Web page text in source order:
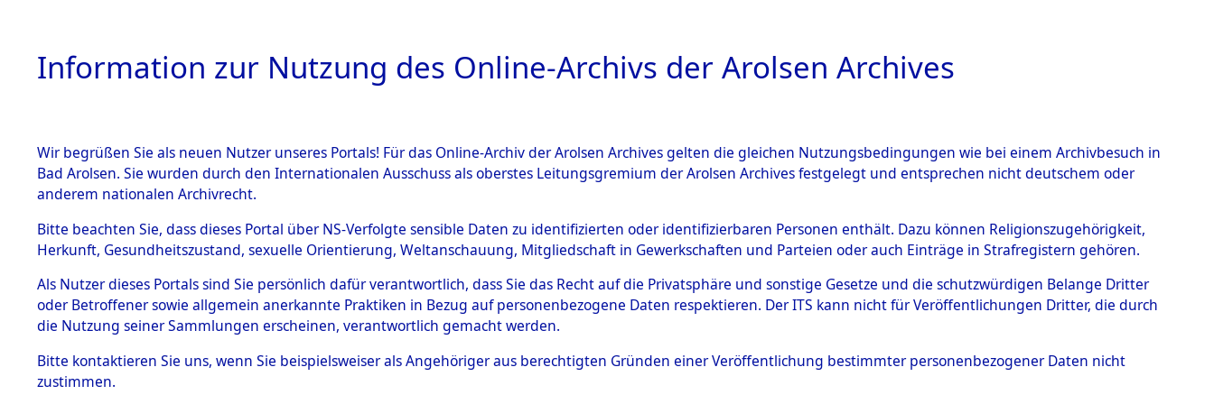
HOME BESTANDSBESCHREIBUNG ARCHIVALE ÜBERSICHT BILD
BESTÄNDE
Inhaftierungsdoku
mente
5. Verschiedenes
Todesmärsche
5.3.1 Alliierte
"Todesmarsch" der Insassen des Konzentrationslagers
Buchenwald / Kommando Gandersheim→0106 (82066712)
0106 (82066712)
Information zur Nutzung des Online-Archivs der Arolsen Archives
Wir begrüßen Sie als neuen Nutzer unseres Portals! Für das Online-Archiv der Arolsen Archives gelten die gleichen Nutzungsbedingungen wie bei einem Archivbesuch in
Bad Arolsen. Sie wurden durch den Internationalen Ausschuss als oberstes Leitungsgremium der Arolsen Archives festgelegt und entsprechen nicht deutschem oder
anderem nationalen Archivrecht.
Bitte beachten Sie, dass dieses Portal über NS-Verfolgte sensible Daten zu identifizierten oder identifizierbaren Personen enthält. Dazu können Religionszugehörigkeit,
Herkunft, Gesundheitszustand, sexuelle Orientierung, Weltanschauung, Mitgliedschaft in Gewerkschaften und Parteien oder auch Einträge in Strafregistern gehören.
Als Nutzer dieses Portals sind Sie persönlich dafür verantwortlich, dass Sie das Recht auf die Privatsphäre und sonstige Gesetze und die schutzwürdigen Belange Dritter
oder Betroffener sowie allgemein anerkannte Praktiken in Bezug auf personenbezogene Daten respektieren. Der ITS kann nicht für Veröffentlichungen Dritter, die durch
die Nutzung seiner Sammlungen erscheinen, verantwortlich gemacht werden.
Bitte kontaktieren Sie uns, wenn Sie beispielsweiser als Angehöriger aus berechtigten Gründen einer Veröffentlichung bestimmter personenbezogener Daten nicht
zustimmen.